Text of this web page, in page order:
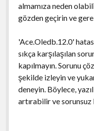
almamıza neden
gözden geçirin ve
'Ace.Oledb.12.0'
sıkça karşılaşılan
kapılmayın. Sorunu
şekilde izleyin ve
deneyin. Böylece,
artırabilir ve